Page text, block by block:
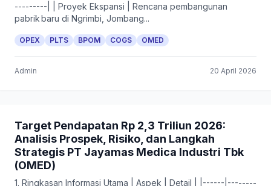
---------| | Proyek Ekspansi | Rencana pembangunan
pabrik baru di Ngrimbi, Jombang...
OPEX PLTS BPOM COGS OMED
Admin 20 April 2026
Target Pendapatan Rp 2,3 Triliun 2026:
Analisis Prospek, Risiko, dan Langkah
Strategis PT Jayamas Medica Industri Tbk
(OMED)
1. Ringkasan Informasi Utama | Aspek | Detail | |------|--------